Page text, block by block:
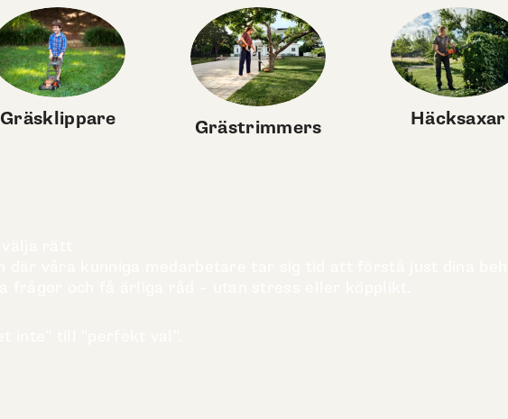
Gräsklippare Grästrimmers Häcksaxar